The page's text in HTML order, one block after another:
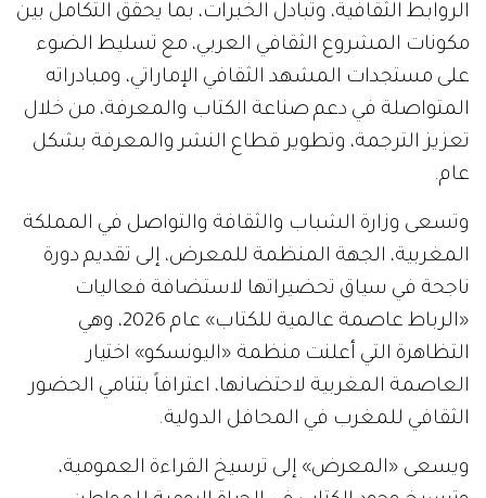
الروابط الثقافية، وتبادل الخبرات، بما يحقق التكامل بين
مكونات المشروع الثقافي العربي، مع تسليط الضوء
على مستجدات المشهد الثقافي الإماراتي، ومبادراته
المتواصلة في دعم صناعة الكتاب والمعرفة، من خلال
تعزيز الترجمة، وتطوير قطاع النشر والمعرفة بشكل
عام.
وتسعى وزارة الشباب والثقافة والتواصل في المملكة
المغربية، الجهة المنظمة للمعرض، إلى تقديم دورة
ناجحة في سياق تحضيراتها لاستضافة فعاليات
«الرباط عاصمة عالمية للكتاب» عام 2026، وهي
التظاهرة التي أعلنت منظمة «اليونسكو» اختيار
العاصمة المغربية لاحتضانها، اعترافاً بتنامي الحضور
الثقافي للمغرب في المحافل الدولية.
ويسعى «المعرض» إلى ترسيخ القراءة العمومية،